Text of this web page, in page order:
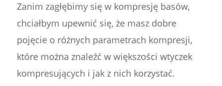
Zanim zagłębimy się w kompresję basów,
chciałbym upewnić się, że masz dobre
pojęcie o różnych parametrach kompresji,
które można znaleźć w większości wtyczek
kompresujących i jak z nich korzystać.